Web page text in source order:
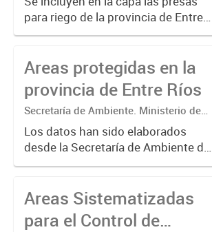
Pesca. Dirección de Agrícultura
para riego de la provincia de Entre
Ríos, elaborados por el técnico
Agricultura.
Areas protegidas en la
provincia de Entre Ríos
Secretaría de Ambiente. Ministerio de
Desarrollo Económico. Gobierno de
Entre Ríos
Los datos han sido elaborados
desde la Secretaría de Ambiente de
la Provincia de Entre Ríos y se
correspondiente a los Parques
Nacionales, al Sistema Provincial de
Areas...
Areas Sistematizadas
para el Control de